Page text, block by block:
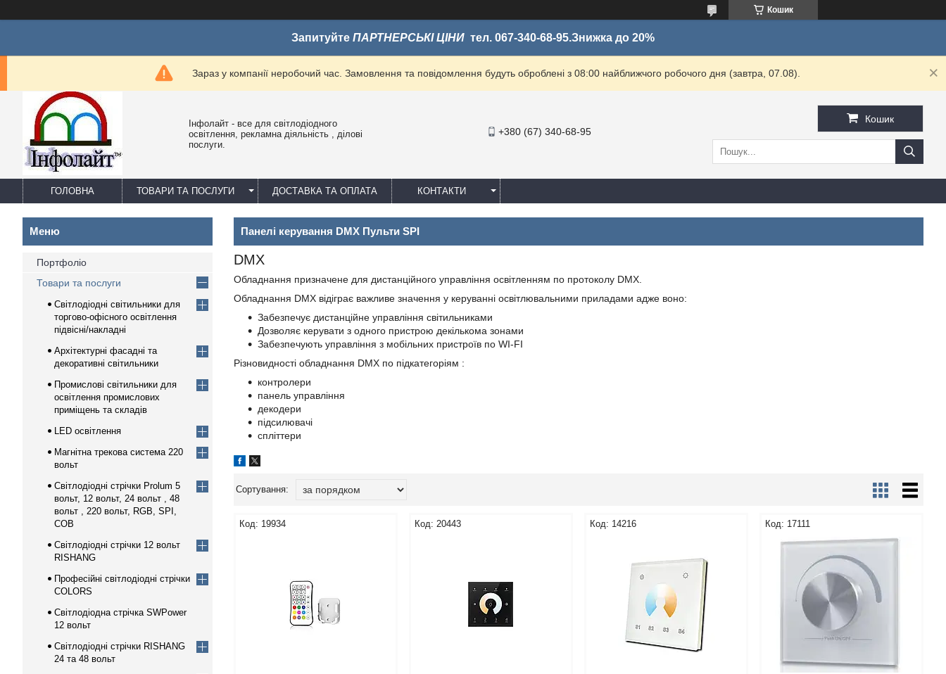
Кошик
Запитуйте ПАРТНЕРСЬКІ ЦІНИ тел. 067-340-68-95.Знижка до 20%
Зараз у компанії неробочий час. Замовлення та повідомлення будуть оброблені з 08:00 найближчого робочого дня (завтра, 07.08).
Інфолайт - все для світлодіодного
освітлення, рекламна діяльність , ділові
послуги.
+380 (67) 340-68-95
Кошик
ГОЛОВНА ТОВАРИ ТА ПОСЛУГИ ДОСТАВКА ТА ОПЛАТА КОНТАКТИ
Панелі керування DMX Пульти SPI
DMX
Обладнання призначене для дистанційного управління освітленням по протоколу DMX.
Обладнання DMX відіграє важливе значення у керуванні освітлювальними приладами адже воно:
Забезпечує дистанційне управління світильниками
Дозволяє керувати з одного пристрою декількома зонами
Забезпечують управління з мобільних пристроїв по WI-FI
Різновидності обладнання DMX по підкатегоріям :
контролери
панель управління
декодери
підсилювачі
спліттери
19934 20443 14216 17111
Портфоліо
Товари та послуги
Світлодіодні світильники для
торгово-офісного освітлення
підвісні/накладні
Архітектурні фасадні та
декоративні світильники
Промислові світильники для
освітлення промислових
приміщень та складів
LED освітлення
Магнітна трекова система 220
вольт
Світлодіодні стрічки Prolum 5
вольт, 12 вольт, 24 вольт , 48
вольт , 220 вольт, RGB, SPI,
COB
Світлодіодні стрічки 12 вольт
RISHANG
Професійні світлодіодні стрічки
COLORS
Світлодіодна стрічка SWPower
12 вольт
Світлодіодні стрічки RISHANG
24 та 48 вольт